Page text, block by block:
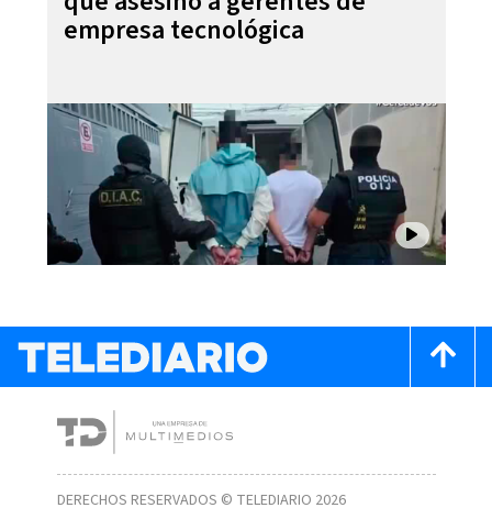
empresa tecnológica
DERECHOS RESERVADOS © TELEDIARIO 2026